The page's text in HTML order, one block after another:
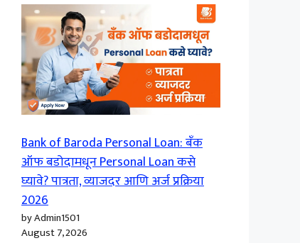
Bank of Baroda Personal Loan: बँक
ऑफ बडोदामधून Personal Loan कसे
घ्यावे? पात्रता, व्याजदर आणि अर्ज प्रक्रिया
2026
by Admin1501
August 7, 2026